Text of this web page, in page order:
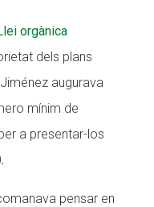
orgànica
dels plans
augurava
mínim de
a presentar-los
pensar en